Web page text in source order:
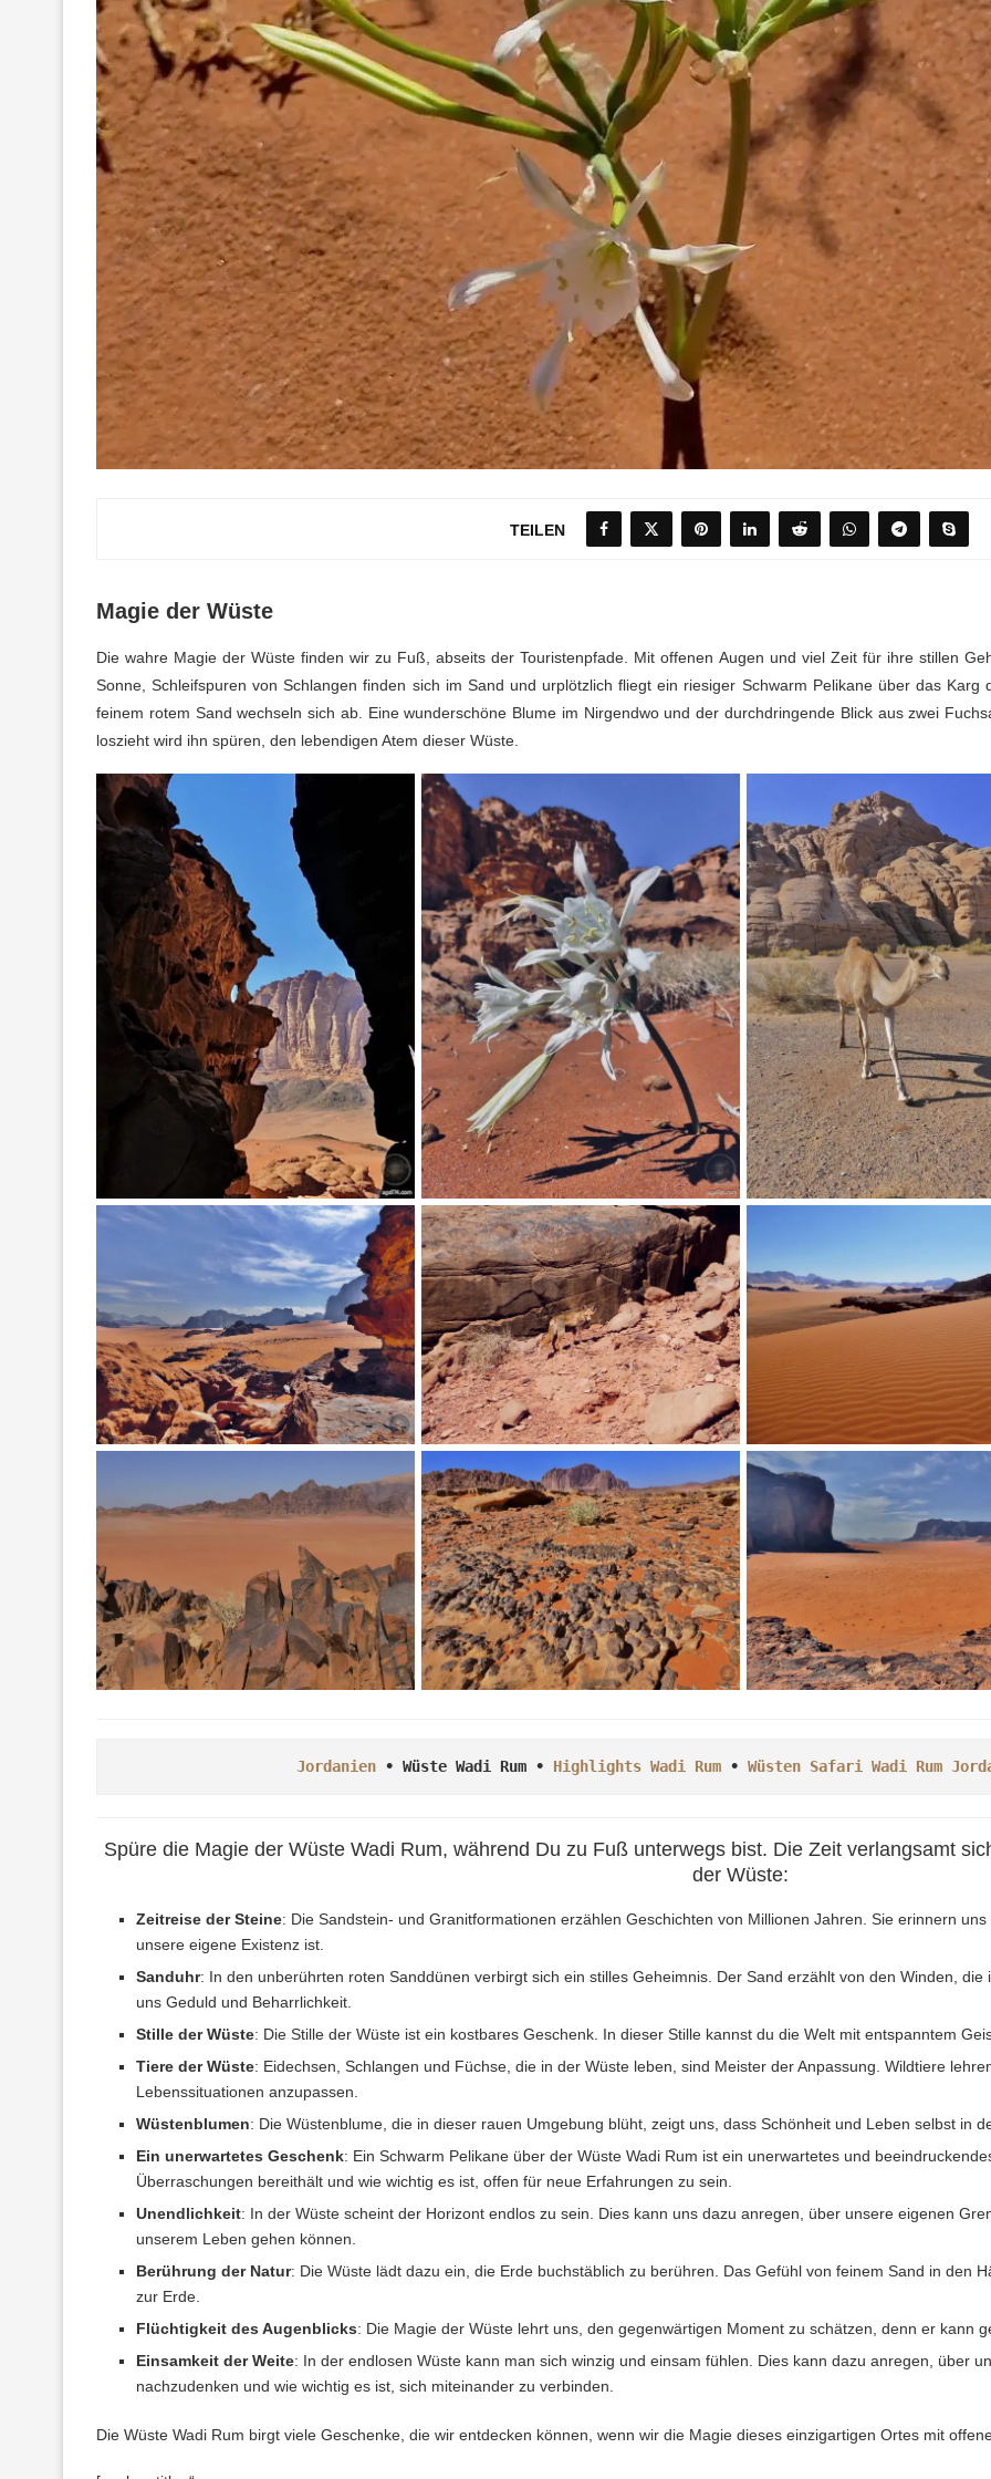
TEILEN
Magie der Wüste
Die wahre Magie der Wüste finden wir zu Fuß, abseits der Touristenpfade. Mit offenen Augen und viel Zeit für ihre stillen
Sonne, Schleifspuren von Schlangen finden sich im Sand und urplötzlich fliegt ein riesiger Schwarm Pelikane über das
feinem rotem Sand wechseln sich ab. Eine wunderschöne Blume im Nirgendwo und der durchdringende Blick aus zwei
loszieht wird ihn spüren, den lebendigen Atem dieser Wüste.
Jordanien • Wüste Wadi Rum • Highlights Wadi Rum • Wüsten Safari Wadi Rum
Spüre die Magie der Wüste Wadi Rum, während Du zu Fuß unterwegs bist. Die Zeit verlangsamt
der Wüste:
Zeitreise der Steine: Die Sandstein- und Granitformationen erzählen Geschichten von Millionen Jahren. Sie erinnern
unsere eigene Existenz ist.
Sanduhr: In den unberührten roten Sanddünen verbirgt sich ein stilles Geheimnis. Der Sand erzählt von den Winden,
uns Geduld und Beharrlichkeit.
Stille der Wüste: Die Stille der Wüste ist ein kostbares Geschenk. In dieser Stille kannst du die Welt mit entspanntem
Tiere der Wüste: Eidechsen, Schlangen und Füchse, die in der Wüste leben, sind Meister der Anpassung. Wildtiere
Lebenssituationen anzupassen.
Wüstenblumen: Die Wüstenblume, die in dieser rauen Umgebung blüht, zeigt uns, dass Schönheit und Leben selbst in
Ein unerwartetes Geschenk: Ein Schwarm Pelikane über der Wüste Wadi Rum ist ein unerwartetes und
Überraschungen bereithält und wie wichtig es ist, offen für neue Erfahrungen zu sein.
Unendlichkeit: In der Wüste scheint der Horizont endlos zu sein. Dies kann uns dazu anregen, über unsere eigenen
unserem Leben gehen können.
Berührung der Natur: Die Wüste lädt dazu ein, die Erde buchstäblich zu berühren. Das Gefühl von feinem Sand in den
zur Erde.
Flüchtigkeit des Augenblicks: Die Magie der Wüste lehrt uns, den gegenwärtigen Moment zu schätzen, denn er kann
Einsamkeit der Weite: In der endlosen Wüste kann man sich winzig und einsam fühlen. Dies kann dazu anregen, über
nachzudenken und wie wichtig es ist, sich miteinander zu verbinden.
Die Wüste Wadi Rum birgt viele Geschenke, die wir entdecken können, wenn wir die Magie dieses einzigartigen Ortes mit